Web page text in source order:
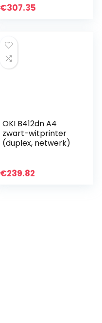
gebruikers, Tot 40
€307.35
OKI B412dn A4
zwart-witprinter
(duplex, netwerk)
€239.82